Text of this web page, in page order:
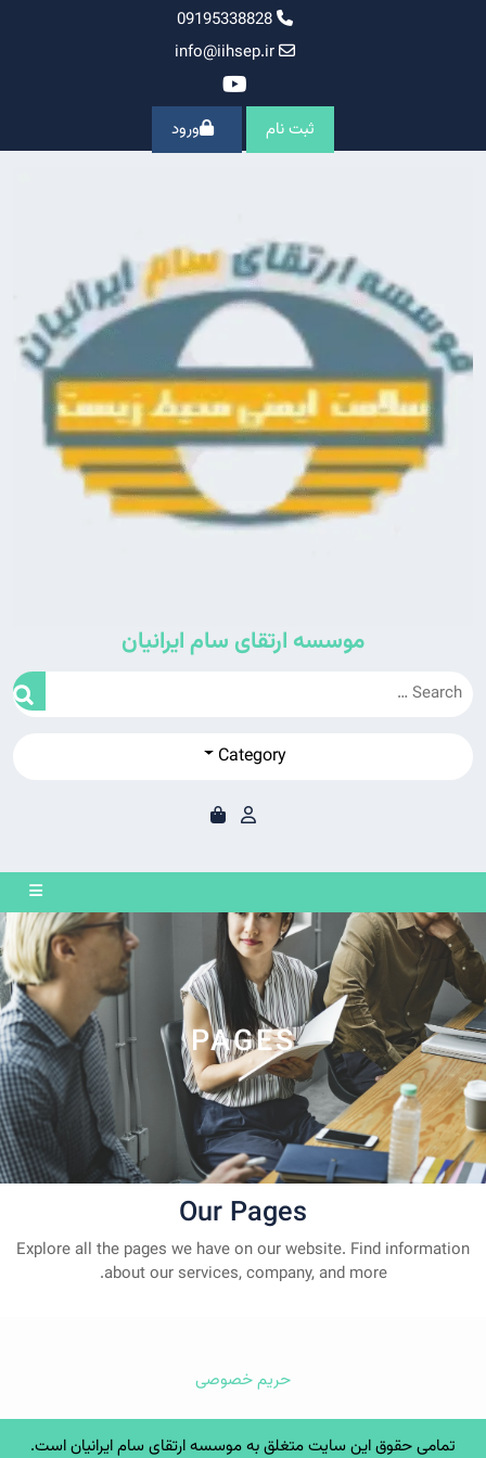
09195338828
info@iihsep.ir
ثبت نام ورود
موسسه ارتقای سام ایرانیان
Category
PAGES
Our Pages
Explore all the pages we have on our website. Find information
about our services, company, and more.
حریم خصوصی
تمامی حقوق این سایت متغلق به موسسه ارتقای سام ایرانیان است.